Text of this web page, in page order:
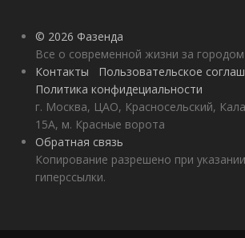
© 2026 Фазенда
Все о современной жизни за городом
Контакты
Пользовательское
Политика конфидециальности
г. Москва, ЦАО, Красносельский,
15А, м. Красные ворота
Обратная связь
Копирование разрешено при
гиперссылки.